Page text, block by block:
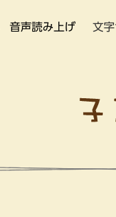
音声読み上げ 文